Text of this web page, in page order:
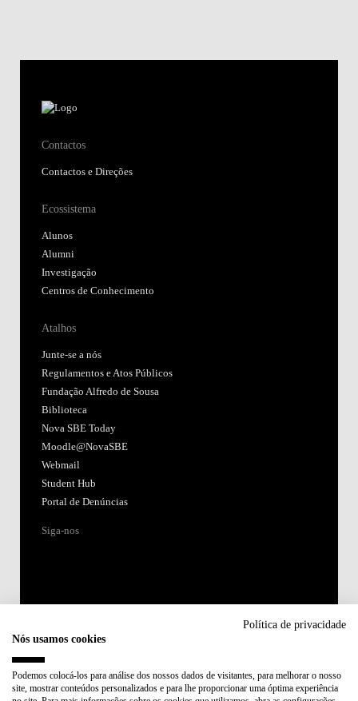
Contactos
Contactos e Direções
Ecossistema
Alunos
Alumni
Investigação
Centros de Conhecimento
Atalhos
Junte-se a nós
Regulamentos e Atos Públicos
Fundação Alfredo de Sousa
Biblioteca
Nova SBE Today
Moodle@NovaSBE
Webmail
Student Hub
Portal de Denúncias
Siga-nos
Membro de:
Política de privacidade
Nós usamos cookies
Podemos colocá-los para análise dos nossos dados de visitantes, para melhorar o nosso
site, mostrar conteúdos personalizados e para lhe proporcionar uma óptima experiência